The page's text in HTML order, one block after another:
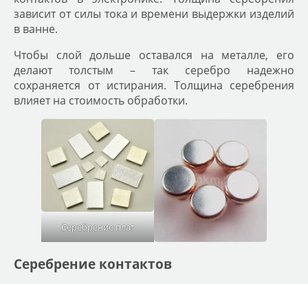
зависит от силы тока и времени выдержки изделий
в ванне.
Чтобы слой дольше оставался на металле, его
делают толстым – так серебро надежно
сохраняется от истирания. Толщина серебрения
влияет на стоимость обработки.
Серебрение плат
Серебрение контактов